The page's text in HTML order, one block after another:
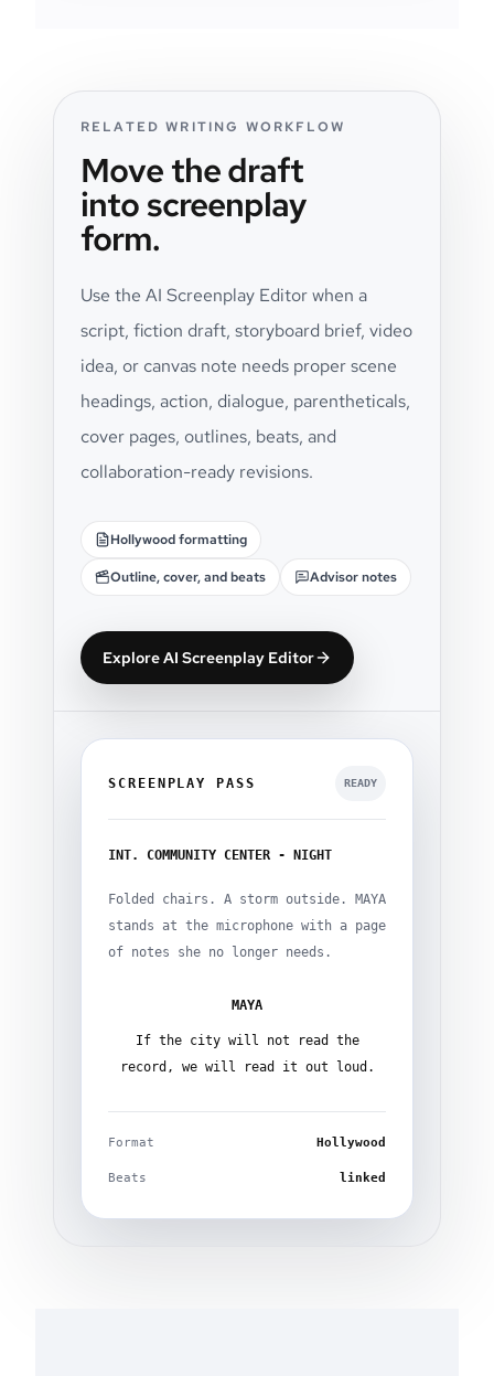
RELATED WRITING WORKFLOW
Move the draft
into screenplay
form.
Use the AI Screenplay Editor when a
script, fiction draft, storyboard brief, video
idea, or canvas note needs proper scene
headings, action, dialogue, parentheticals,
cover pages, outlines, beats, and
collaboration-ready revisions.
Hollywood formatting
Outline, cover, and beats Advisor notes
Explore AI Screenplay Editor
SCREENPLAY PASS READY
INT. COMMUNITY CENTER - NIGHT
Folded chairs. A storm outside. MAYA
stands at the microphone with a page
of notes she no longer needs.
MAYA
If the city will not read the
record, we will read it out loud.
Format Hollywood
Beats linked